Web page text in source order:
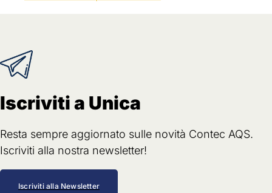
Iscriviti a Unica
Resta sempre aggiornato sulle novità Contec AQS.
Iscriviti alla nostra newsletter!
Iscriviti alla Newsletter